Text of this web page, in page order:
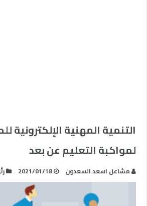
التنمية المهنية
لمواكبة التعليم عن بعد
مشاعل اسعد السعدون 2021/01/18